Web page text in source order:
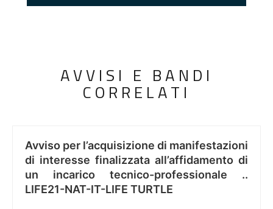
AVVISI E BANDI
CORRELATI
Avviso per l’acquisizione di manifestazioni
di interesse finalizzata all’affidamento di
un incarico tecnico-professionale ..
LIFE21-NAT-IT-LIFE TURTLE